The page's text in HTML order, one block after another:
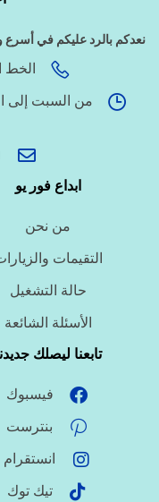
نعدكم بالرد عليكم في
الخط
ابداع فور يو
من نحن
التقيمات
حالة التشغيل
الأسئلة الشائعة
تابعنا ليصلك
فيسبوك
بنترست
انستقرام
تيك توك
الخدمات الإلكترونية
ما نوع الملف؟
ما درجة الاستعجال؟
هل تحتاج تنسيقًا أو